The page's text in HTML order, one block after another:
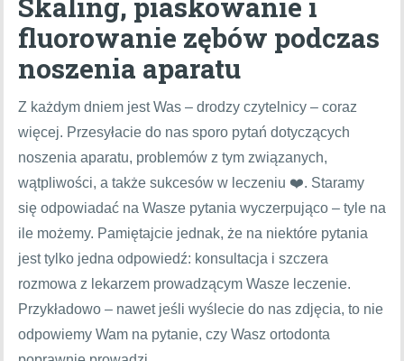
fluorowanie zębów podczas
noszenia aparatu
Z każdym dniem jest Was – drodzy czytelnicy – coraz
więcej. Przesyłacie do nas sporo pytań dotyczących
noszenia aparatu, problemów z tym związanych,
wątpliwości, a także sukcesów w leczeniu ❤️. Staramy
się odpowiadać na Wasze pytania wyczerpująco – tyle na
ile możemy. Pamiętajcie jednak, że na niektóre pytania
jest tylko jedna odpowiedź: konsultacja i szczera
rozmowa z lekarzem prowadzącym Wasze leczenie.
Przykładowo – nawet jeśli wyślecie do nas zdjęcia, to nie
odpowiemy Wam na pytanie, czy Wasz ortodonta